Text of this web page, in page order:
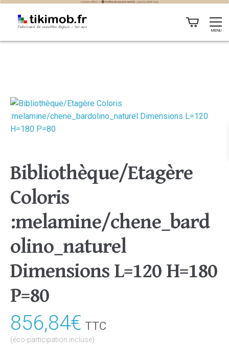
MENU
Bibliothèque/Etagère
Coloris
:melamine/chene_bard
olino_naturel
Dimensions L=120 H=180
P=80
856,84€ TTC
(éco-participation incluse)